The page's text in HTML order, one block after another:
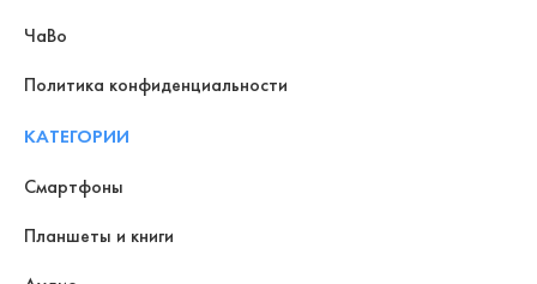
ЧаВо
Политика конфиденциальности
КАТЕГОРИИ
Смартфоны
Планшеты и книги